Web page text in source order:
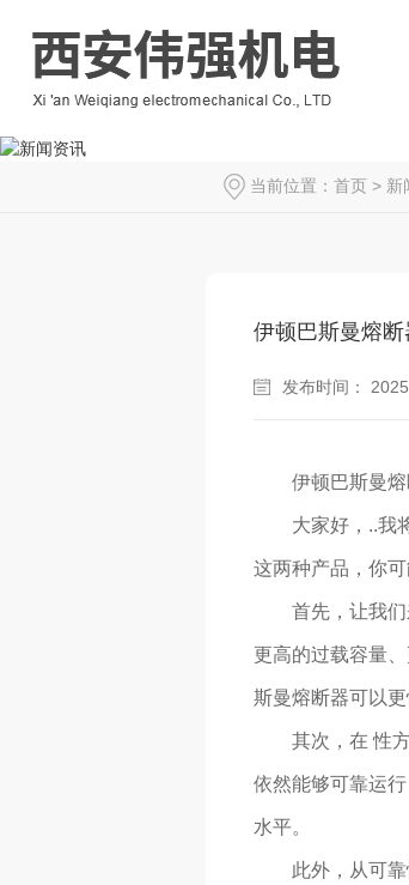
当前位置： 首页 > 新
伊顿巴斯曼熔
发布时间：
伊顿巴斯曼
大家好，..我
这两种产品，你
首先，让我
更高的过载容量
斯曼熔断器可以
其次，在 性
依然能够可靠运
水平。
此外，从可